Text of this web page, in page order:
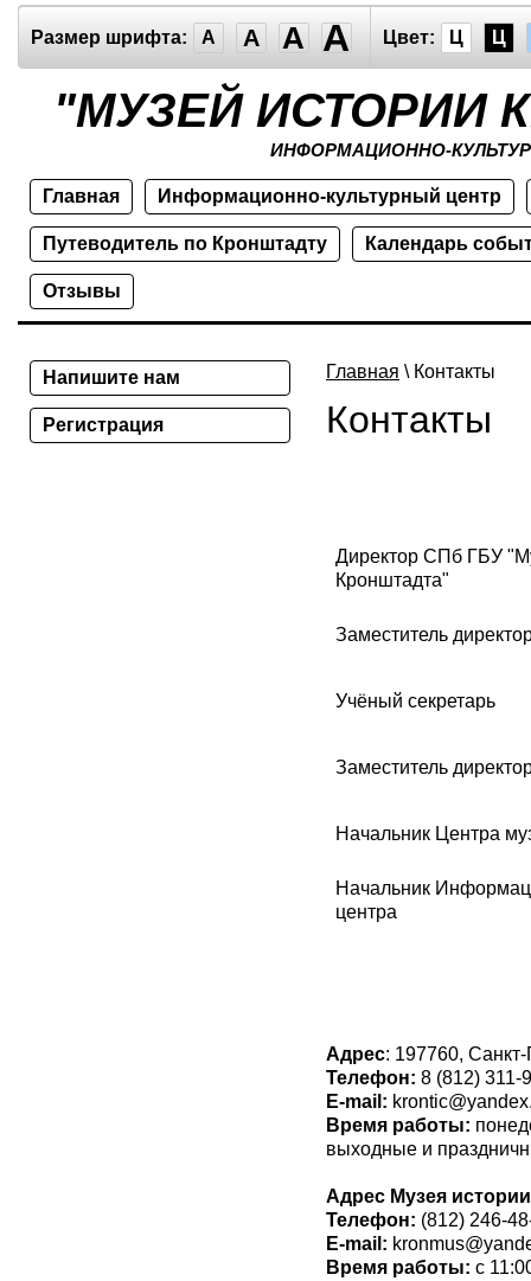
Размер шрифта: A A A A Цвет: Ц Ц
"МУЗЕЙ ИСТОРИИ
ИНФОРМАЦИОННО-
Главная Информационно-культурный центр
Путеводитель по Кронштадту Календарь
Отзывы
Главная \ Контакты
Контакты
Директор СПб ГБУ
Кронштадта"
Заместитель
Учёный секретарь
Заместитель
Начальник Центра
Начальник
центра
Адрес: 197760,
Телефон: 8 (812) 311-
Е-mail:
Время работы:
выходные и
Адрес Музея
Телефон: (812) 246-
E-mail:
Время работы: с
Напишите нам
Регистрация